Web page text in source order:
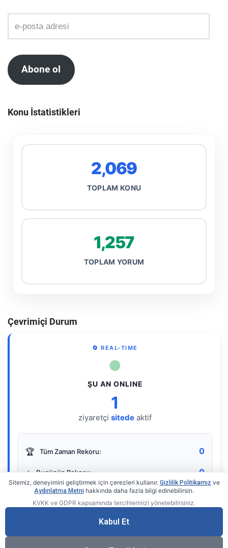
Abone ol
Konu İstatistikleri
2,069
TOPLAM KONU
1,257
TOPLAM YORUM
Çevrimiçi Durum
🔄 REAL-TIME
●
ŞU AN ONLINE
1
ziyaretçi sitede aktif
🏆 Tüm Zaman Rekoru: 0
⭐ Bugünün Rekoru: 0
Gerçek zamanlı sayaç
Sitemiz, deneyimini geliştirmek için çerezleri kullanır. Gizlilik Politikamız ve
Aydınlatma Metni hakkında daha fazla bilgi edinebilirsin.
KVKK ve GDPR kapsamında tercihlerinizi yönetebilirsiniz.
Kabul Et